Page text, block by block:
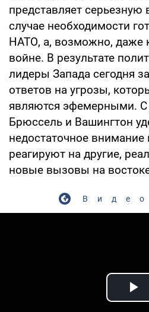
представляет серьезную
случае необходимости
НАТО, а, возможно, даже
войне. В результате
лидеры Запада сегодня
ответов на угрозы,
являются эфемерными. С
Брюссель и Вашингтон
недостаточное внимание
реагируют на другие,
новые вызовы на